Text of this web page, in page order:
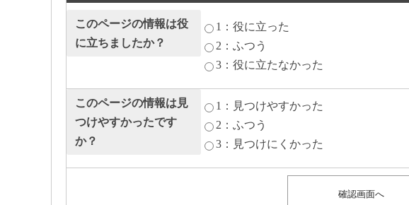
このページの情報は役
に立ちましたか？
1：役に立った
2：ふつう
3：役に立たなかった
このページの情報は見
つけやすかったです
か？
1：見つけやすかった
2：ふつう
3：見つけにくかった